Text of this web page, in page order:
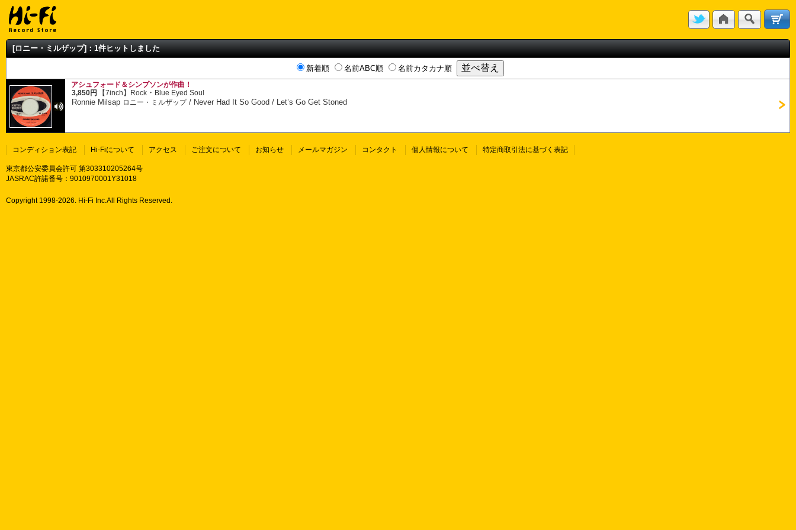
[ロニー・ミルザップ]：1件ヒットしました
新着順 名前ABC順 名前カタカナ順
アシュフォード＆シンプソンが作曲！
3,850円
【7inch】 Rock ・ Blue Eyed Soul
Ronnie Milsap ロニー・ミルザップ/ Never Had It So Good / Let’s Go Get Stoned
コンディション表記 Hi-Fiについて アクセス ご注文について お知らせ メールマガジン コンタクト 個人情報について 特定商取引法に基づく表記
東京都公安委員会許可 第303310205264号
JASRAC許諾番号：9010970001Y31018
Copyright 1998-2026. Hi-Fi Inc.All Rights Reserved.